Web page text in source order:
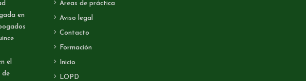
en
el
de
Áreas de práctica
Aviso legal
Contacto
Formación
Inicio
LOPD